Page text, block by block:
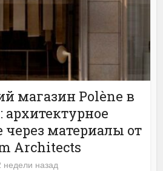
магазин Polène в
через материалы от
Architects
недели назад